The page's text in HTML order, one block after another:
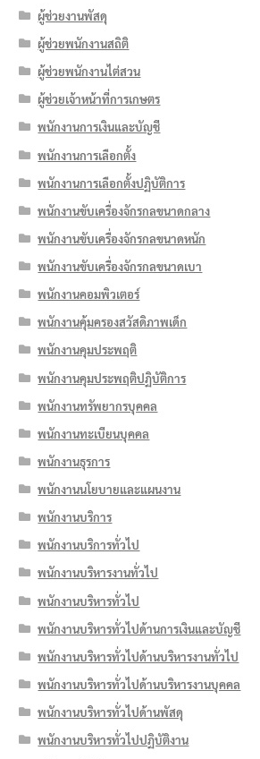
ผู้ช่วยงานพัสดุ
ผู้ช่วยพนักงานสถิติ
ผู้ช่วยพนักงานไต่สวน
ผู้ช่วยเจ้าหน้าที่การเกษตร
พนักงานการเงินและบัญชี
พนักงานการเลือกตั้ง
พนักงานการเลือกตั้งปฏิบัติการ
พนักงานขับเครื่องจักรกลขนาดกลาง
พนักงานขับเครื่องจักรกลขนาดหนัก
พนักงานขับเครื่องจักรกลขนาดเบา
พนักงานคอมพิวเตอร์
พนักงานคุ้มครองสวัสดิภาพเด็ก
พนักงานคุมประพฤติ
พนักงานคุมประพฤติปฏิบัติการ
พนักงานทรัพยากรบุคคล
พนักงานทะเบียนบุคคล
พนักงานธุรการ
พนักงานนโยบายและแผนงาน
พนักงานบริการ
พนักงานบริการทั่วไป
พนักงานบริหารงานทั่วไป
พนักงานบริหารทั่วไป
พนักงานบริหารทั่วไปด้านการเงินและบัญชี
พนักงานบริหารทั่วไปด้านบริหารงานทั่วไป
พนักงานบริหารทั่วไปด้านบริหารงานบุคคล
พนักงานบริหารทั่วไปด้านพัสดุ
พนักงานบริหารทั่วไปปฏิบัติงาน